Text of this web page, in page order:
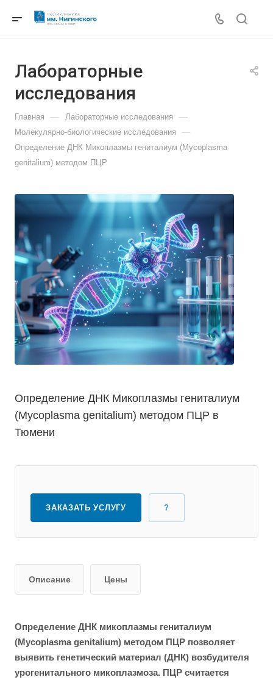
Лабораторные
исследования
Главная — Лабораторные исследования —
Молекулярно-биологические исследования —
Определение ДНК Микоплазмы гениталиум (Mycoplasma
genitalium) методом ПЦР
Определение ДНК Микоплазмы гениталиум
(Mycoplasma genitalium) методом ПЦР в
Тюмени
ЗАКАЗАТЬ УСЛУГУ ?
Описание Цены
Определение ДНК микоплазмы гениталиум
(Mycoplasma genitalium) методом ПЦР позволяет
выявить генетический материал (ДНК) возбудителя
урогенитального микоплазмоза. ПЦР считается